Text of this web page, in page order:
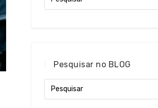
Pesquisar no BLOG